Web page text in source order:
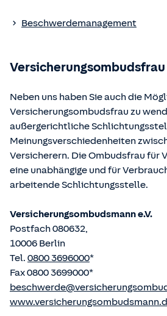
Die berufsrechtlichen Regelungen
eingesehen und abgerufen werden.
Beschwerdemanagement
Versicherungsombudsfrau
Neben uns haben Sie auch die
Versicherungsombudsfrau zu
außergerichtliche
Meinungsverschiedenheiten
Versicherern. Die Ombudsfrau für
eine unabhängige und für
arbeitende Schlichtungsstelle.
Versicherungsombudsmann e.V.
Postfach 080632,
10006 Berlin
Tel. 0800 3696000*
Fax 0800 3699000*